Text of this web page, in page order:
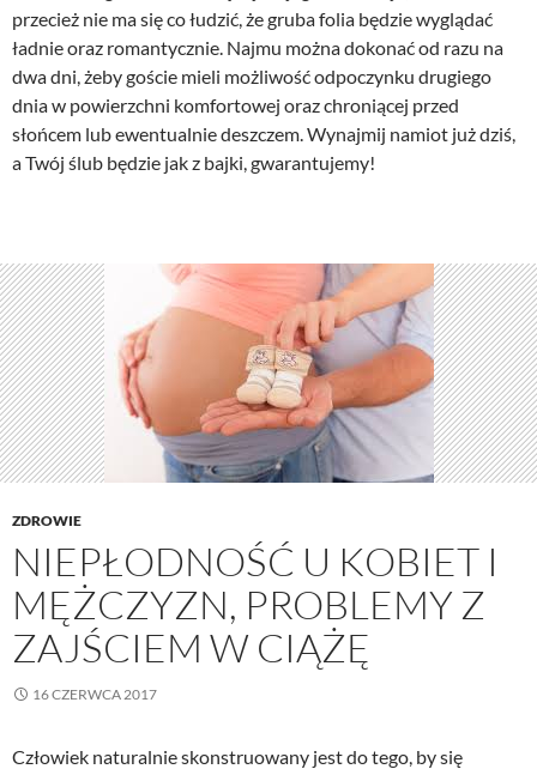
przecież nie ma się co łudzić, że gruba folia będzie wyglądać
ładnie oraz romantycznie. Najmu można dokonać od razu na
dwa dni, żeby goście mieli możliwość odpoczynku drugiego
dnia w powierzchni komfortowej oraz chroniącej przed
słońcem lub ewentualnie deszczem. Wynajmij namiot już dziś,
a Twój ślub będzie jak z bajki, gwarantujemy!
ZDROWIE
NIEPŁODNOŚĆ U KOBIET I
MĘŻCZYZN, PROBLEMY Z
ZAJŚCIEM W CIĄŻĘ
16 CZERWCA 2017
Człowiek naturalnie skonstruowany jest do tego, by się